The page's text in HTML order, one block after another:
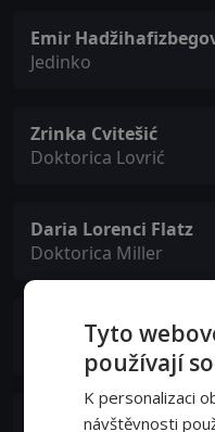
Emir
Jedinko
Zrinka Cvitešić
Doktorica Lovrić
Daria Lorenci Flatz
Doktorica Miller
Ksenija Pajić
Doktorica Domljan
Mustafa Nadarević
Tyto
používají
K personalizaci
návštěvnosti